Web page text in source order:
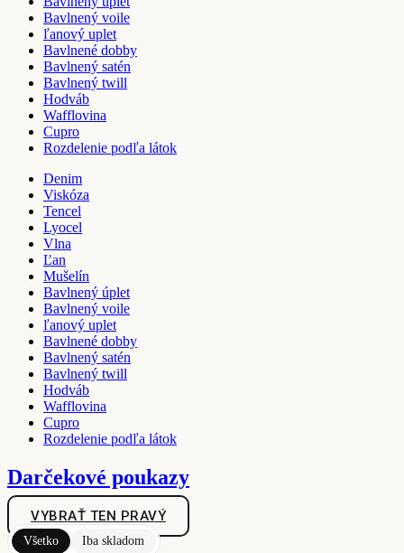
Bavlnený voile
ľanový uplet
Bavlnené dobby
Bavlnený satén
Bavlnený twill
Hodváb
Wafflovina
Cupro
Rozdelenie podľa látok
Denim
Viskóza
Tencel
Lyocel
Vlna
Ľan
Mušelín
Bavlnený úplet
Bavlnený voile
ľanový uplet
Bavlnené dobby
Bavlnený satén
Bavlnený twill
Hodváb
Wafflovina
Cupro
Rozdelenie podľa látok
Darčekové poukazy
VYBRAŤ TEN PRAVÝ
Všetko Iba skladom